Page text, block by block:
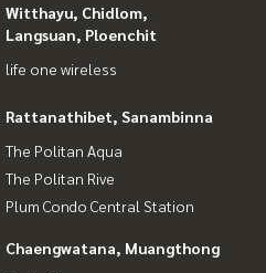
Witthayu, Chidlom,
Langsuan, Ploenchit
life one wireless
Rattanathibet, Sanambinna
The Politan Aqua
The Politan Rive
Plum Condo Central Station
Chaengwatana, Muangthong